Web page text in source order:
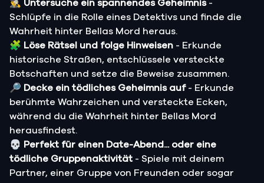
🕵️‍♂️ Untersuche ein spannendes Geheimnis-
Schlüpfe in die Rolle eines Detektivs und finde die
Wahrheit hinter Bellas Mord heraus.
🧩 Löse Rätsel und folge Hinweisen - Erkunde
historische Straßen, entschlüssele versteckte
Botschaften und setze die Beweise zusammen.
🔎 Decke ein tödliches Geheimnis auf- Erkunde
berühmte Wahrzeichen und versteckte Ecken,
während du die Wahrheit hinter Bellas Mord
herausfindest.
💀 Perfekt für einen Date-Abend... oder eine
tödliche Gruppenaktivität - Spiele mit deinem
Partner, einer Gruppe von Freunden oder sogar